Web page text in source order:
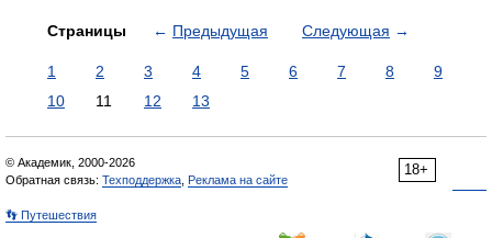
Страницы ← Предыдущая Следующая →
1 2 3 4 5 6 7 8
9
10
11 12 13
18+
© Академик, 2000-2026
Обратная связь: Техподдержка Реклама на сайте
👣 Путешествия